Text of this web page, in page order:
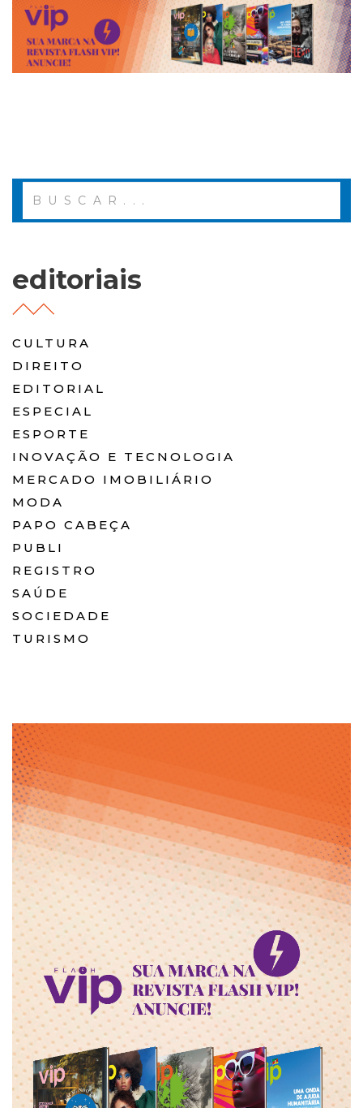
editoriais
CULTURA
DIREITO
EDITORIAL
ESPECIAL
ESPORTE
INOVAÇÃO E TECNOLOGIA
MERCADO IMOBILIÁRIO
MODA
PAPO CABEÇA
PUBLI
REGISTRO
SAÚDE
SOCIEDADE
TURISMO